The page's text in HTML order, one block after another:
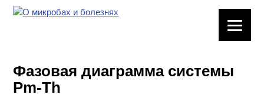
ХИМИЧЕСКАЯ
ПОСУДА
Фазовая диаграмма системы
Pm-Th